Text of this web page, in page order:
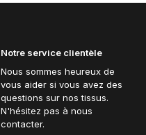
Notre service clientèle
Nous sommes heureux de
vous aider si vous avez des
questions sur nos tissus.
N'hésitez pas à nous
contacter.